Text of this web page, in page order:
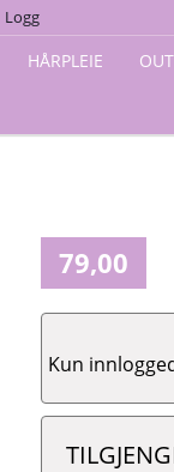
Logg
HÅRPLEIE
79,00
Kun